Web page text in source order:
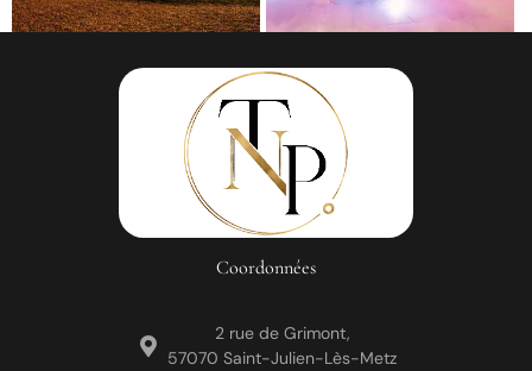
Coordonnées
2 rue de Grimont,
57070 Saint-Julien-Lès-Metz